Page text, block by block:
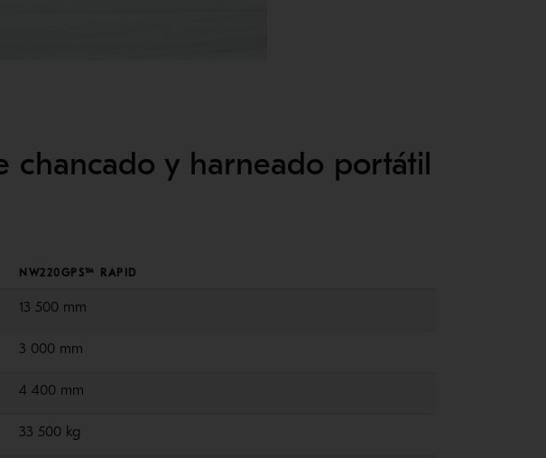
chancado y harneado portátil
NW220GPS™ RAPID
13 500 mm
3 000 mm
4 400 mm
33 500 kg